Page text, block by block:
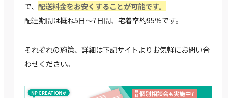
で、 配送料⾦をお安くすることが可能です。
配達期間は概ね5⽇〜7⽇間、宅着率約95％です。
それぞれの施策、詳細は下記サイトよりお気軽にお問い合
わせください。